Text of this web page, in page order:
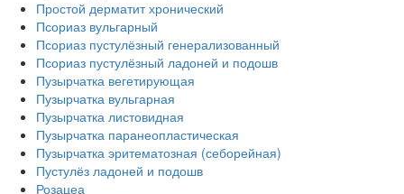
Простой дерматит хронический
Псориаз вульгарный
Псориаз пустулёзный генерализованный
Псориаз пустулёзный ладоней и подошв
Пузырчатка вегетирующая
Пузырчатка вульгарная
Пузырчатка листовидная
Пузырчатка паранеопластическая
Пузырчатка эритематозная (себорейная)
Пустулёз ладоней и подошв
Розацеа